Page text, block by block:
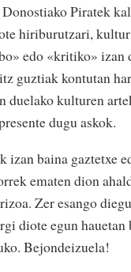
Piratek
hiriburutzari,
edo «kritiko»
guztiak kontutan
duelako kulturen
dugu askok.
baina gaztetxe
ematen dion
Zer esango
diote egun
Bejondeizuela!